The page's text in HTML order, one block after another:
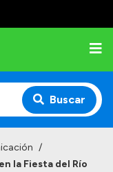
Buscar
/
la Fiesta del Río